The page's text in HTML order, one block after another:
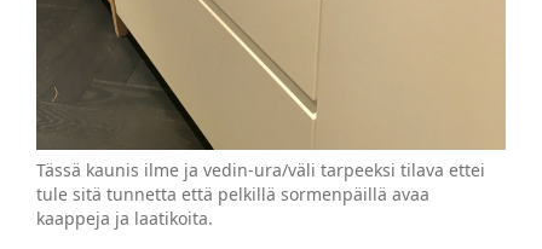
Tässä kaunis ilme ja vedin-ura/väli tarpeeksi tilava ettei
tule sitä tunnetta että pelkillä sormenpäillä avaa
kaappeja ja laatikoita.